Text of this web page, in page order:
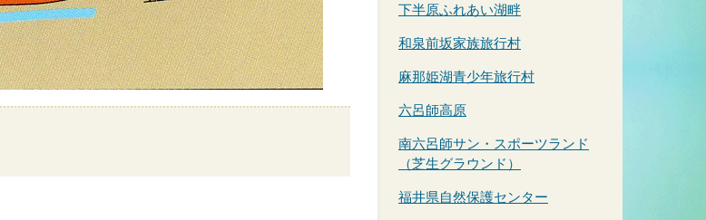
下半原ふれあい湖畔
和泉前坂家族旅行村
麻那姫湖青少年旅行村
六呂師高原
南六呂師サン・スポーツランド
（芝生グラウンド）
福井県自然保護センター